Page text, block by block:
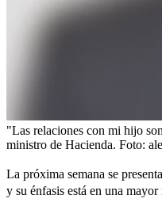
"Las relaciones con mi hijo
ministro de Hacienda. Foto:
La próxima semana se
y su énfasis está en una